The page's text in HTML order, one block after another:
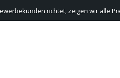
richtet, zeigen wir alle